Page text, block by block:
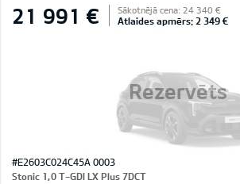
Rezervēts
21 991 € Sākotnējā cena: 24 340 €
Atlaides apmērs: 2 349 €
#E2603C024C45A 0003
Stonic 1,0 T-GDI LX Plus 7DCT